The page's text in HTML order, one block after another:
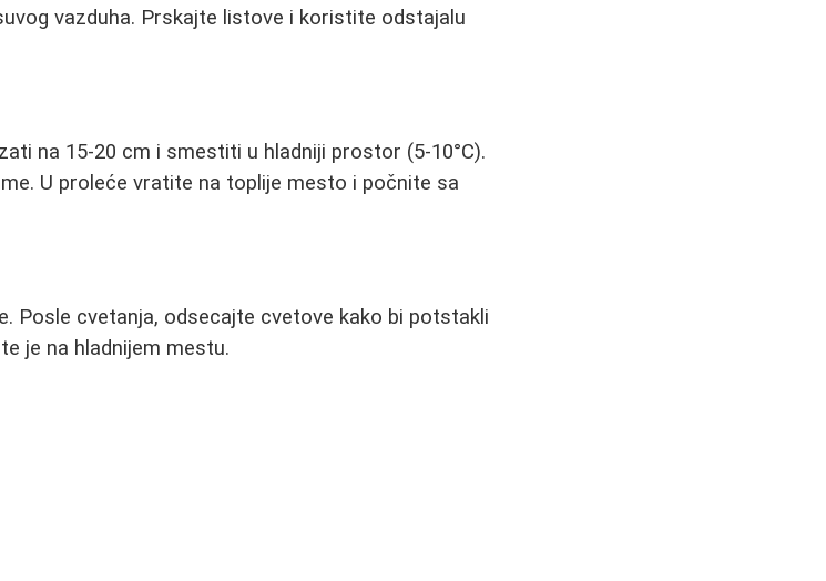
vazduha. Prskajte listove i koristite odstajalu
na 15-20 cm i smestiti u hladniji prostor (5-10°C).
U proleće vratite na toplije mesto i počnite sa
Posle cvetanja, odsecajte cvetove kako bi potstakli
je na hladnijem mestu.